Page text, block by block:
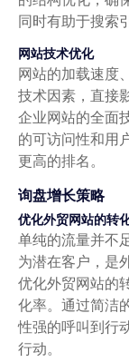
同时有助于搜索
网站技术优化
网站的加载速度
技术因素，直接
企业网站的全面
的可访问性和用
更高的排名。
询盘增长策略
优化外贸网站的转
单纯的流量并不
为潜在客户，是
优化外贸网站的
化率。通过简洁
性强的呼叫到行
行动。